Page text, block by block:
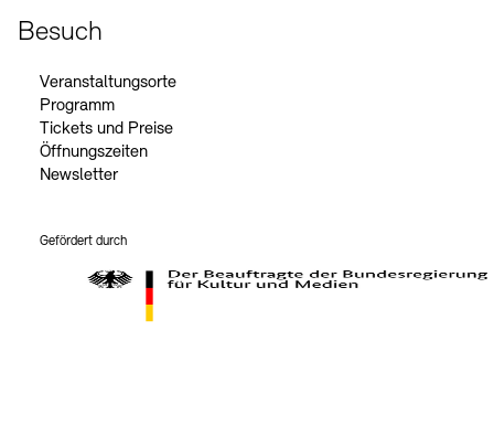
Besuch
Veranstaltungsorte
Programm
Tickets und Preise
Öffnungszeiten
Newsletter
Gefördert durch